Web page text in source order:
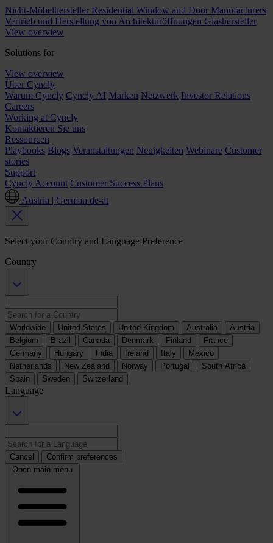
Nicht-Möbelhersteller Residential Window and Door Manufacturers
Vertrieb und Herstellung von Architekturöffnungen Glashersteller
View overview
Solutions for
View overview
Über Cyncly
Warum Cyncly Cyncly AI Marken Netzwerk Investor Relations
Careers
Working at Cyncly
Kontaktieren Sie uns
Ressourcen
Playbooks Blogs Veranstaltungen Neuigkeiten Webinare Customer
stories
Support
Cyncly Account Customer Success Plans
Austria | German de-at
Select your Country and Language Preference
Country
Worldwide United States United Kingdom Australia
Austria
Belgium
Brazil Canada Denmark Finland
France
Germany
Hungary India Ireland Italy
Mexico
Netherlands
New Zealand Norway Portugal
South Africa
Spain
Sweden Switzerland
Language
Cancel
Confirm preferences
Open main menu